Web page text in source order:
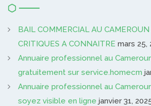
BAIL COMMERCIAL AU
CRITIQUES A CONNAITRE mars 25,
Annuaire professionnel au Cameroun
gratuitement sur service.homecm
Annuaire professionnel au
soyez visible en ligne janvier 31,